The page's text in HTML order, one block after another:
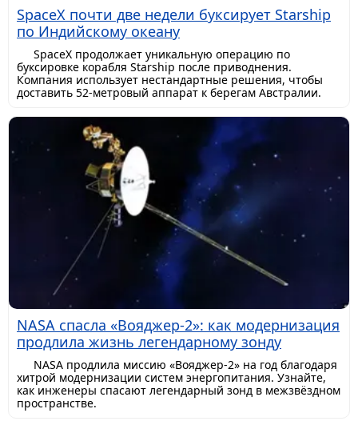
SpaceX почти две недели буксирует Starship
по Индийскому океану
SpaceX продолжает уникальную операцию по
буксировке корабля Starship после приводнения.
Компания использует нестандартные решения, чтобы
доставить 52-метровый аппарат к берегам Австралии.
NASA спасла «Вояджер-2»: как модернизация
продлила жизнь легендарному зонду
NASA продлила миссию «Вояджер-2» на год благодаря
хитрой модернизации систем энергопитания. Узнайте,
как инженеры спасают легендарный зонд в межзвёздном
пространстве.